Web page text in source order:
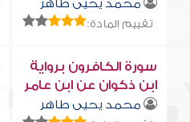
محمد يحيى طاهر
تقييم المادة:
سورة الكافرون برواية
ابن ذكوان عن ابن عامر
محمد يحيى طاهر